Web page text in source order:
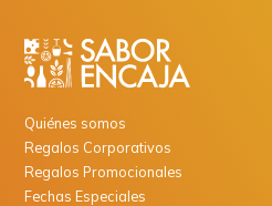
Quiénes somos
Regalos Corporativos
Regalos Promocionales
Fechas Especiales